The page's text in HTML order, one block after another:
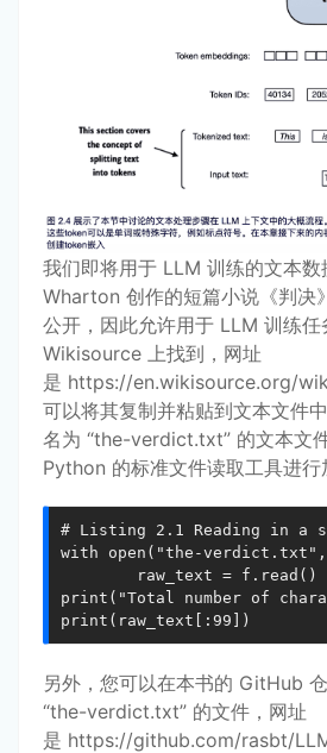
我们即将用于 LLM 训练的文本
Wharton 创作的短篇小说《判决
公开，因此允许用于 LLM 训练任
Wikisource 上找到，网址
是 https://en.wikisource.org/
可以将其复制并粘贴到文本文件
名为 “the-verdict.txt” 的文本文
Python 的标准文件读取工具进行
# Listing 2.1 Reading in a
with open("the-
print("Total number of
print(raw_text[:99])
另外，您可以在本书的 GitHub
“the-verdict.txt” 的文件，网址
是 https://github.com/rasbt/